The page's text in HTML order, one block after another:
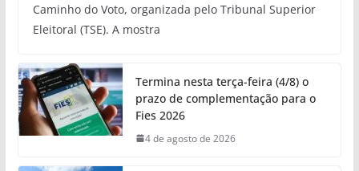
Caminho do Voto, organizada pelo Tribunal Superior
Eleitoral (TSE). A mostra
Termina nesta terça-feira (4/8) o
prazo de complementação para o
Fies 2026
4 de agosto de 2026